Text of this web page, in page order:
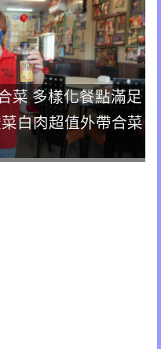
菜 多樣化餐點滿足
白肉超值外帶合菜